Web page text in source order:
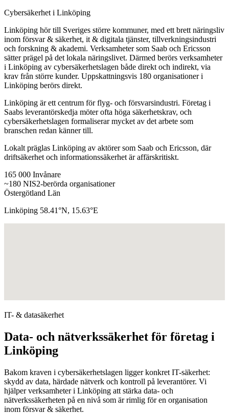
Cybersäkerhet i Linköping
Linköping hör till Sveriges större kommuner, med ett brett näringsliv
inom försvar & säkerhet, it & digitala tjänster, tillverkningsindustri
och forskning & akademi. Verksamheter som Saab och Ericsson
sätter prägel på det lokala näringslivet. Därmed berörs verksamheter
i Linköping av cybersäkerhetslagen både direkt och indirekt, via
krav från större kunder. Uppskattningsvis 180 organisationer i
Linköping berörs direkt.
Linköping är ett centrum för flyg- och försvarsindustri. Företag i
Saabs leverantörskedja möter ofta höga säkerhetskrav, och
cybersäkerhetslagen formaliserar mycket av det arbete som
branschen redan känner till.
Lokalt präglas Linköping av aktörer som Saab och Ericsson, där
driftsäkerhet och informationssäkerhet är affärskritiskt.
165 000 Invånare
~180 NIS2-berörda organisationer
Östergötland Län
Linköping 58.41°N, 15.63°E
IT- & datasäkerhet
Data- och nätverkssäkerhet för företag i
Linköping
Bakom kraven i cybersäkerhetslagen ligger konkret IT-säkerhet:
skydd av data, härdade nätverk och kontroll på leverantörer. Vi
hjälper verksamheter i Linköping att stärka data- och
nätverkssäkerheten på en nivå som är rimlig för en organisation
inom försvar & säkerhet.